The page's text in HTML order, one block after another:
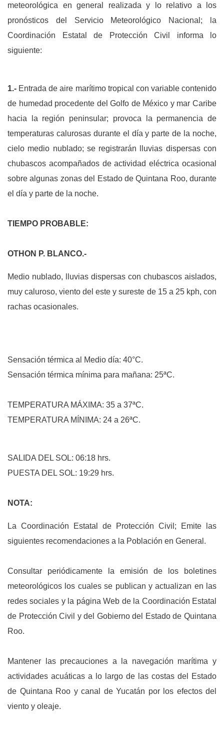
meteorológica en general realizada y lo relativo a los
pronósticos del Servicio Meteorológico Nacional; la
Coordinación Estatal de Protección Civil informa lo
siguiente:
1.- Entrada de aire marítimo tropical con variable contenido
de humedad procedente del Golfo de México y mar Caribe
hacia la región peninsular; provoca la permanencia de
temperaturas calurosas durante el día y parte de la noche,
cielo medio nublado; se registrarán lluvias dispersas con
chubascos acompañados de actividad eléctrica ocasional
sobre algunas zonas del Estado de Quintana Roo, durante
el día y parte de la noche.
TIEMPO PROBABLE:
OTHON P. BLANCO.-
Medio nublado, lluvias dispersas con chubascos aislados,
muy caluroso, viento del este y sureste de 15 a 25 kph, con
rachas ocasionales.
Sensación térmica al Medio día: 40°C.
Sensación térmica mínima para mañana: 25ªC.
TEMPERATURA MÁXIMA: 35 a 37ªC.
TEMPERATURA MÍNIMA: 24 a 26ªC.
SALIDA DEL SOL: 06:18 hrs.
PUESTA DEL SOL: 19:29 hrs.
NOTA:
La Coordinación Estatal de Protección Civil; Emite las
siguientes recomendaciones a la Población en General.
Consultar periódicamente la emisión de los boletines
meteorológicos los cuales se publican y actualizan en las
redes sociales y la página Web de la Coordinación Estatal
de Protección Civil y del Gobierno del Estado de Quintana
Roo.
Mantener las precauciones a la navegación marítima y
actividades acuáticas a lo largo de las costas del Estado
de Quintana Roo y canal de Yucatán por los efectos del
viento y oleaje.